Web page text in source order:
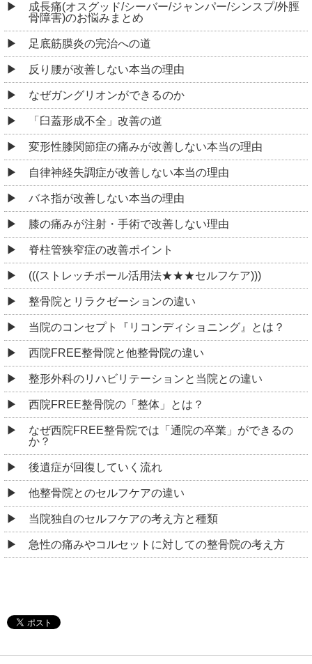
成長痛(オスグッド/シーバー/ジャンパー/シンスプ/外脛
骨障害)のお悩みまとめ
足底筋膜炎の完治への道
反り腰が改善しない本当の理由
なぜガングリオンができるのか
「臼蓋形成不全」改善の道
変形性膝関節症の痛みが改善しない本当の理由
自律神経失調症が改善しない本当の理由
バネ指が改善しない本当の理由
膝の痛みが注射・手術で改善しない理由
脊柱管狭窄症の改善ポイント
(((ストレッチポール活用法★★★セルフケア)))
整骨院とリラクゼーションの違い
当院のコンセプト『リコンディショニング』とは？
西院FREE整骨院と他整骨院の違い
整形外科のリハビリテーションと当院との違い
西院FREE整骨院の「整体」とは？
なぜ西院FREE整骨院では「通院の卒業」ができるの
か？
後遺症が回復していく流れ
他整骨院とのセルフケアの違い
当院独自のセルフケアの考え方と種類
急性の痛みやコルセットに対しての整骨院の考え方